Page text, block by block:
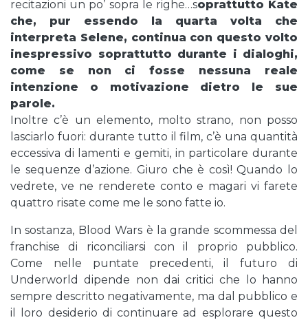
recitazioni un po’ sopra le righe…soprattutto Kate
che, pur essendo la quarta volta che
interpreta Selene, continua con questo volto
inespressivo soprattutto durante i dialoghi,
come se non ci fosse nessuna reale
intenzione o motivazione dietro le sue
parole.
Inoltre c’è un elemento, molto strano, non posso
lasciarlo fuori: durante tutto il film, c’è una quantità
eccessiva di lamenti e gemiti, in particolare durante
le sequenze d’azione. Giuro che è così! Quando lo
vedrete, ve ne renderete conto e magari vi farete
quattro risate come me le sono fatte io.
In sostanza, Blood Wars è la grande scommessa del
franchise di riconciliarsi con il proprio pubblico.
Come nelle puntate precedenti, il futuro di
Underworld dipende non dai critici che lo hanno
sempre descritto negativamente, ma dal pubblico e
il loro desiderio di continuare ad esplorare questo